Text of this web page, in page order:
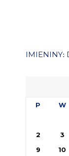
IMIENINY:
P W
2
3
9
10